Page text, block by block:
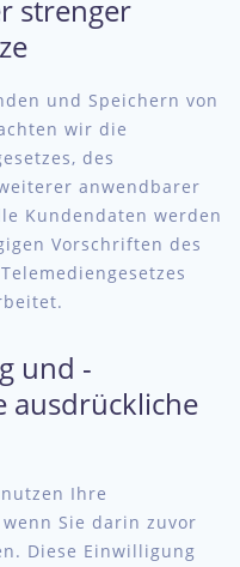
strenger
und Speichern von
wir die
des
anwendbarer
Kundendaten werden
Vorschriften des
und -
ausdrückliche
Ihre
Sie darin zuvor
Diese Einwilligung